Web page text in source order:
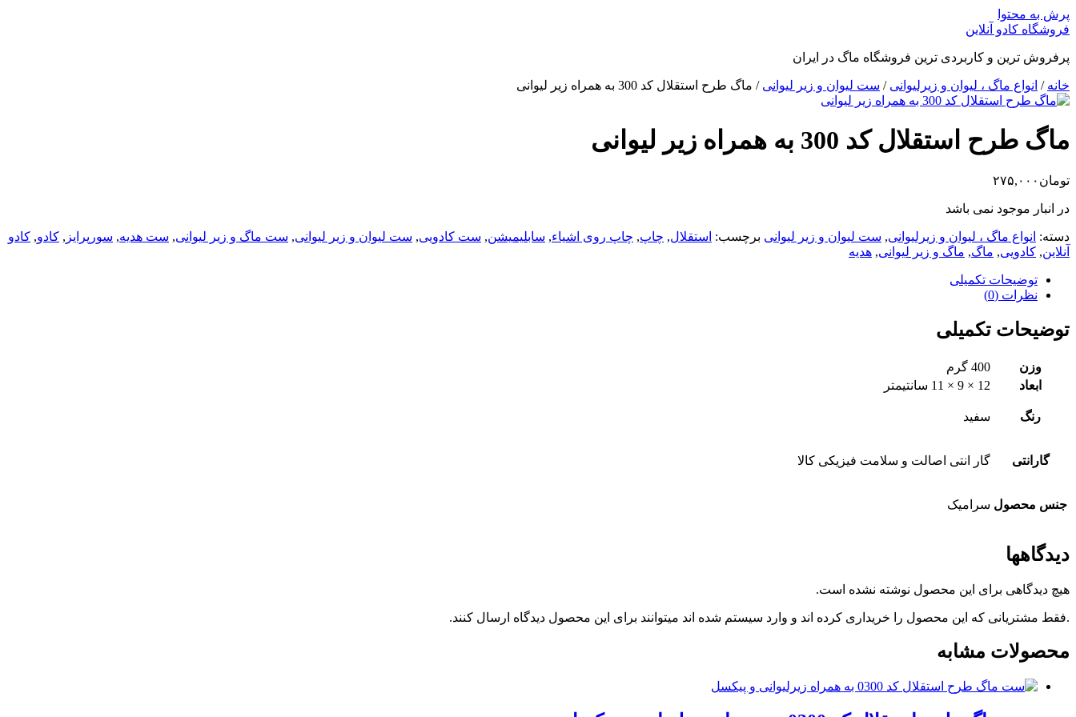
پرش به محتوا
فروشگاه کادو آنلاین
پرفروش ترین و کاربردی ترین فروشگاه ماگ در ایران
خانه / انواع ماگ ، لیوان و زیرلیوانی / ست لیوان و زیر لیوانی / ماگ طرح استقلال کد 300 به همراه زیر لیوانی
ماگ طرح استقلال کد 300 به همراه زیر لیوانی
تومان ۲۷۵,۰۰۰
در انبار موجود نمی باشد
دسته: انواع ماگ ، لیوان و زیرلیوانی, ست لیوان و زیر لیوانی برچسب: استقلال, چاپ, چاپ روی اشیاء, سابلیمیشن, ست کادویی, ست لیوان و زیر لیوانی, ست ماگ و زیر لیوانی, ست هدیه, سورپرایز , کادو, کادو
آنلاین, کادویی, ماگ, ماگ و زیر لیوانی, هدیه
توضیحات تکمیلی
نظرات (0)
توضیحات تکمیلی
وزن
400 گرم
ابعاد
12 × 9 × 11 سانتیمتر
رنگ سفید
گارانتی گار انتی اصالت و سلامت فیزیکی کالا
جنس محصول سرامیک
دیدگاهها
هیچ دیدگاهی برای این محصول نوشته نشده است.
.فقط مشتریانی که این محصول را خریداری کرده اند و وارد سیستم شده اند میتوانند برای این محصول دیدگاه ارسال کنند.
محصولات مشابه